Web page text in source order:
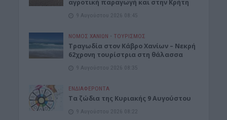
αγροτική παραγωγή και στην Κρήτη
9 Αυγούστου 2026 08:45
ΝΟΜΌΣ ΧΑΝΊΩΝ • ΤΟΥΡΙΣΜΟΣ
Τραγωδία στον Κάβρο Χανίων – Νεκρή
62χρονη τουρίστρια στη θάλασσα
9 Αυγούστου 2026 08:35
ΕΝΔΙΑΦΕΡΟΝΤΑ
Τα ζώδια της Κυριακής 9 Αυγούστου
9 Αυγούστου 2026 08:22